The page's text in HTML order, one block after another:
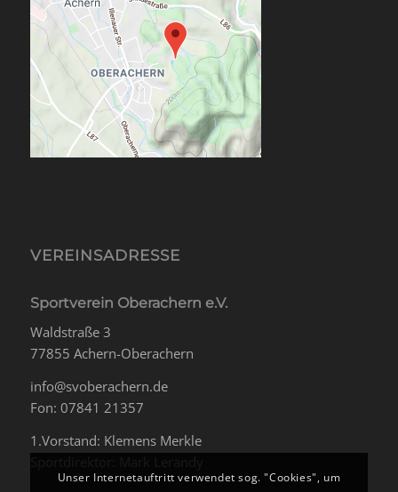
VEREINSADRESSE
Sportverein Oberachern e.V.
Waldstraße 3
77855 Achern-Oberachern
info@svoberachern.de
Fon: 07841 21357
1.Vorstand: Klemens Merkle
Unser Internetauftritt verwendet sog. "Cookies", um